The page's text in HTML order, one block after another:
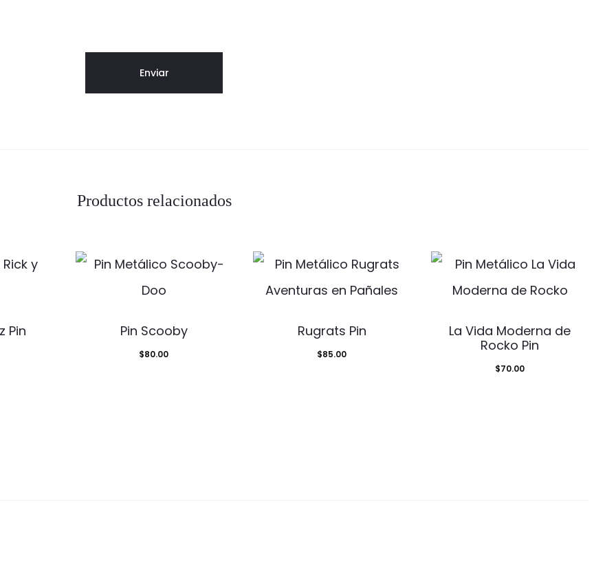
Productos relacionados
Pin Pin Scooby
$80.00
Rugrats Pin
$85.00
La Vida Moderna de
Rocko Pin
$70.00